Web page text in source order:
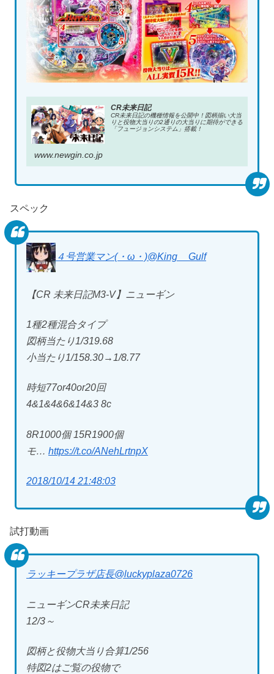
CR未来日記
CR未来日記の機種情報を公開中！図柄揃い大当
りと役物大当りの2通りの大当りに期待ができる
「フュージョンシステム」搭載！
www.newgin.co.jp
スペック
４号営業マン(・ω・)@King__Gulf
【CR 未来日記M3-V】ニューギン
1種2種混合タイプ
図柄当たり1/319.68
小当たり1/158.30→1/8.77
時短77or40or20回
4&1&4&6&14&3 8c
8R1000個 15R1900個
モ… https://t.co/ANehLrtnpX
2018/10/14 21:48:03
試打動画
ラッキープラザ店長@luckyplaza0726
ニューギンCR未来日記
12/3～
図柄と役物大当り合算1/256
特図2はご覧の役物で